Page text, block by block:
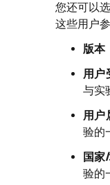
您还可以
这些用户
版本
用户
与实
用户
验的
国家
验的